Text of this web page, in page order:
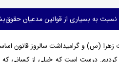
به بسیاری از قوانین مدعیان
(س) و گرامیداشت سالروز قانون
کردیم. درست است که خیلی از کسانی که